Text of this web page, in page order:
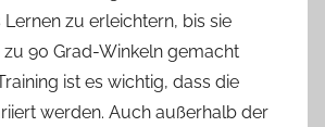
zu erleichtern, bis sie
90 Grad-Winkeln gemacht
ist es wichtig, dass die
werden. Auch außerhalb der